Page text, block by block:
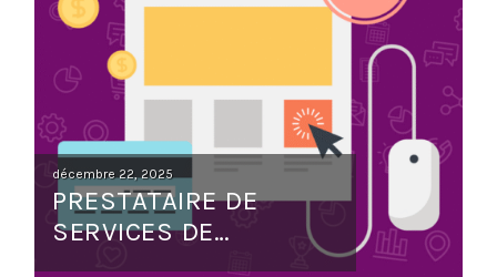
Posted
on
décembre 22, 2025
PRESTATAIRE DE
SERVICES DE